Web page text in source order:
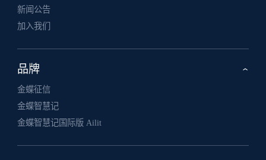
新闻公告
加入我们
品牌 ›
金蝶征信
金蝶智慧记
金蝶智慧记国际版 Ailit